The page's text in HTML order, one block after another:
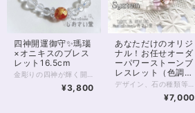
四神開運御守✨瑪瑙
×オニキスのブレス
レット16.5cm
¥3,800
あなただけのオリジ
ナル！お任せオーダ
ーパワーストーンブ
レスレット（色調選
択可）
¥7,000